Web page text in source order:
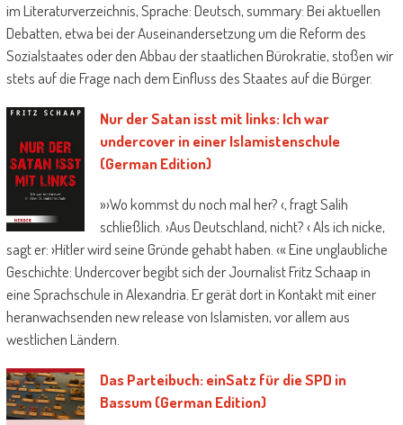
und Machtverteilung zwischen den
Verhandlungspartnern zu erklären ist. Im
Anschluss daran sollen die drei wichtigsten
Schwächen dieser Ausgestaltung genauer
Abschnitt das Scheitern des structures
analysiert wird.
im Literaturverzeichnis, Sprache: Deutsch, summary: Bei aktuellen
Debatten, etwa bei der Auseinandersetzung um die Reform des
Sozialstaates oder den Abbau der staatlichen Bürokratie, stoßen wir
stets auf die Frage nach dem Einfluss des Staates auf die Bürger.
Nur der Satan isst mit links: Ich war
undercover in einer Islamistenschule
(German Edition)
»›Wo kommst du noch mal her? ‹, fragt Salih
schließlich. ›Aus Deutschland, nicht? ‹ Als ich nicke,
sagt er: ›Hitler wird seine Gründe gehabt haben. ‹« Eine unglaubliche
Geschichte: Undercover begibt sich der Journalist Fritz Schaap in
eine Sprachschule in Alexandria. Er gerät dort in Kontakt mit einer
heranwachsenden new release von Islamisten, vor allem aus
westlichen Ländern.
Das Parteibuch: einSatz für die SPD in
Bassum (German Edition)